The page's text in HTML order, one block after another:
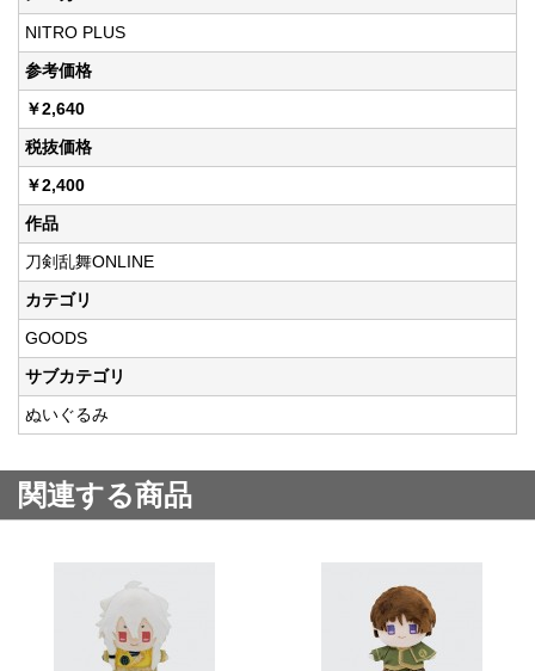
NITRO PLUS
参考価格
￥2,640
税抜価格
￥2,400
作品
刀剣乱舞ONLINE
カテゴリ
GOODS
サブカテゴリ
ぬいぐるみ
関連する商品